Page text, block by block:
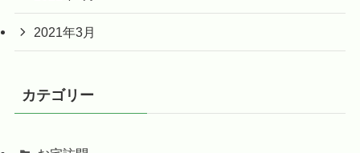
2021年3月
カテゴリー